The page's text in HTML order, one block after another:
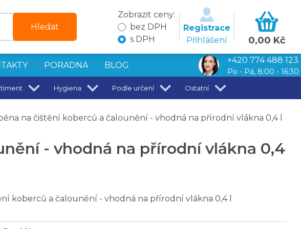
Hledat
Zobrazit ceny:
bez DPH
s DPH
Registrace
Přihlášení
0,00 Kč
PORADNA BLOG
+420 774 488 123
Po - Pá, 8:00 - 16:30
Hygiena Podle určení Ostatní
na čištění koberců a čalounění - vhodná na přírodní vlákna 0,4 l
- vhodná na přírodní vlákna 0,4
koberců a čalounění - vhodná na přírodní vlákna 0,4 l